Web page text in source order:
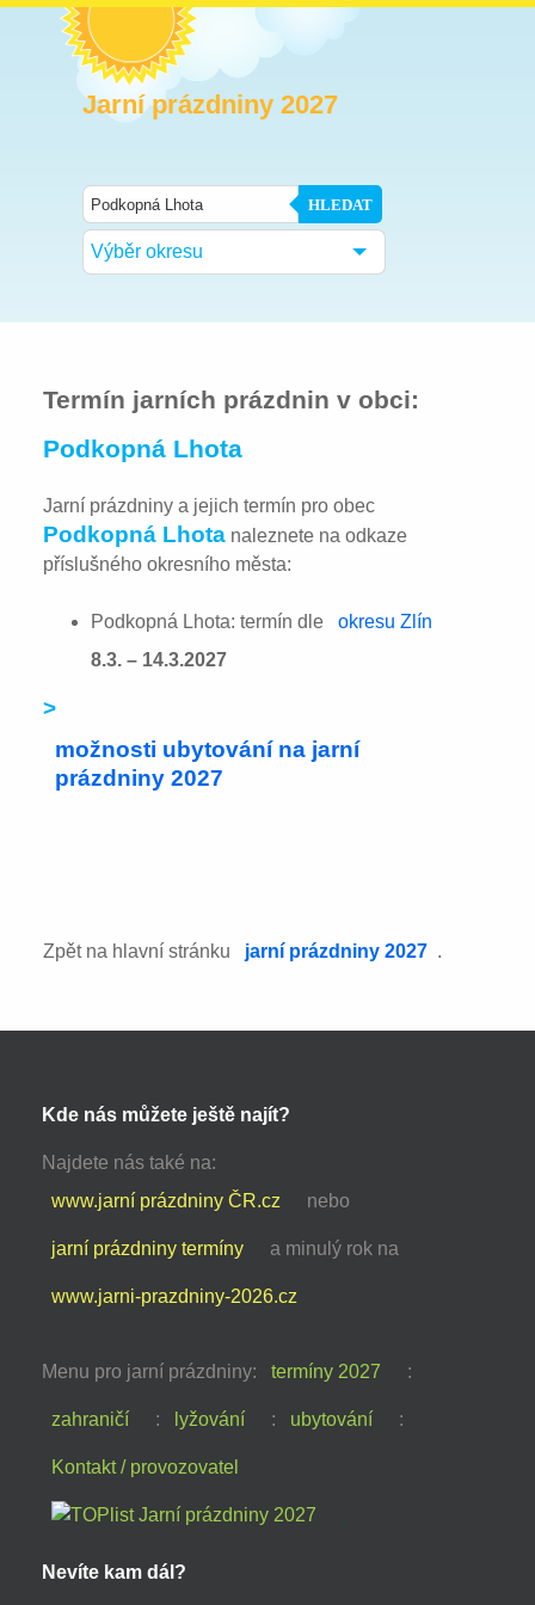
Jarní prázdniny 2027
HLEDAT
Výběr okresu
Termín jarních prázdnin v obci:
Podkopná Lhota
Jarní prázdniny a jejich termín pro obec
Podkopná Lhota naleznete na odkaze
příslušného okresního města:
Podkopná Lhota: termín dle
okresu Zlín
8.3. – 14.3.2027
>
možnosti ubytování na jarní
prázdniny 2027
Zpět na hlavní stránku jarní prázdniny 2027 .
Kde nás můžete ještě najít?
Najdete nás také na:
www.jarní prázdniny ČR.cz
nebo
jarní prázdniny termíny a minulý rok na
www.jarni-prazdniny-2026.cz
Menu pro jarní prázdniny: termíny 2027 :
zahraničí : lyžování : ubytování :
Kontakt / provozovatel
Nevíte kam dál?